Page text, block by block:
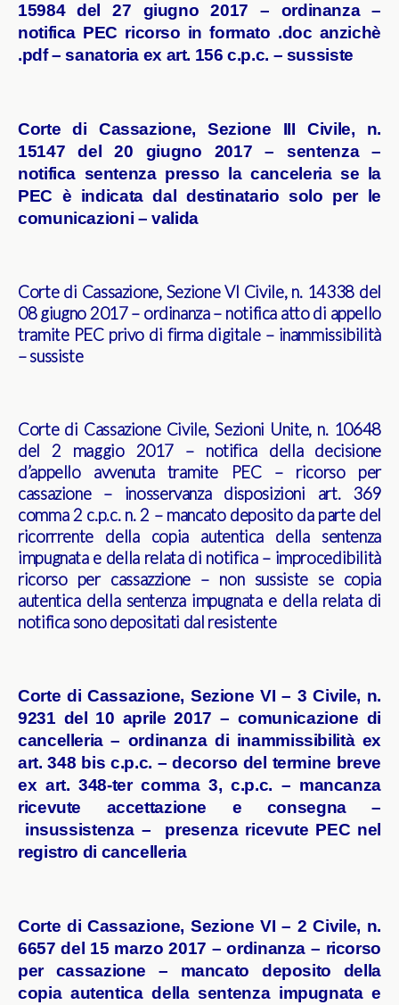
15984 del 27 giugno 2017 – ordinanza –
notifica PEC ricorso in formato .doc anzichè
.pdf – sanatoria ex art. 156 c.p.c. – sussiste
Corte di Cassazione, Sezione III Civile, n.
15147 del 20 giugno 2017 – sentenza –
notifica sentenza presso la canceleria se la
PEC è indicata dal destinatario solo per le
comunicazioni – valida
Corte di Cassazione, Sezione VI Civile, n. 14338 del
08 giugno 2017 – ordinanza – notifica atto di appello
tramite PEC privo di firma digitale – inammissibilità
– sussiste
Corte di Cassazione Civile, Sezioni Unite, n. 10648
del 2 maggio 2017 – notifica della decisione
d’appello avvenuta tramite PEC – ricorso per
cassazione – inosservanza disposizioni art. 369
comma 2 c.p.c. n. 2 – mancato deposito da parte del
ricorrrente della copia autentica della sentenza
impugnata e della relata di notifica – improcedibilità
ricorso per cassazzione – non sussiste se copia
autentica della sentenza impugnata e della relata di
notifica sono depositati dal resistente
Corte di Cassazione, Sezione VI – 3 Civile, n.
9231 del 10 aprile 2017 – comunicazione di
cancelleria – ordinanza di inammissibilità ex
art. 348 bis c.p.c. – decorso del termine breve
ex art. 348-ter comma 3, c.p.c. – mancanza
ricevute accettazione e consegna –
insussistenza – presenza ricevute PEC nel
registro di cancelleria
Corte di Cassazione, Sezione VI – 2 Civile, n.
6657 del 15 marzo 2017 – ordinanza – ricorso
per cassazione – mancato deposito della
copia autentica della sentenza impugnata e